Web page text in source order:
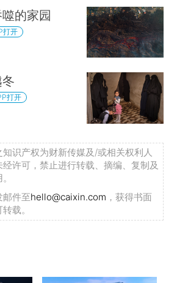
的家园
打开
打开
识产权为财新传媒及/或相关权利人
许可，禁止进行转载、摘编、复制及
邮件至hello@caixin.com ，获得书面
载。